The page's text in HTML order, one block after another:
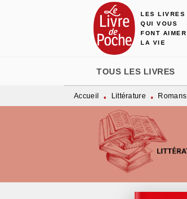
MENU RECHERCHE
LES LIVRES
QUI VOUS
FONT AIMER
LA VIE
TOUS LES LIVRES
Accueil • Littérature • Romans